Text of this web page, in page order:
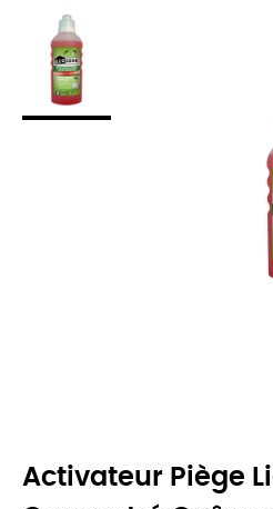
Activateur Piège